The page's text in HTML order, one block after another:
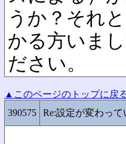
うか？それ
かる方いま
ださい。
▲このページのトップに戻
390575
Re:設定が変わって